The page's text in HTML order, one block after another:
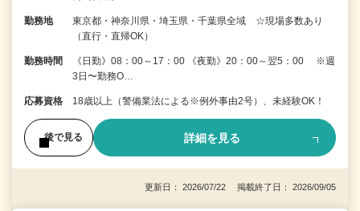
勤務地
東京都・神奈川県・埼玉県・千葉県全域 ☆現場多数あり
（直行・直帰OK）
勤務時間
《日勤》08：00～17：00 《夜勤》20：00～翌5：00 ※週
3日〜勤務O…
応募資格 18歳以上（警備業法による※例外事由2号）、未経験OK！
後で見る 詳細を見る
更新日： 2026/07/22 掲載終了日： 2026/09/05